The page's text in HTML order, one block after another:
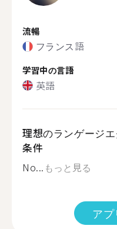
流暢
フランス語
学習中の言語
英語
理想のランゲージ
条件
No... もっと見る
ア